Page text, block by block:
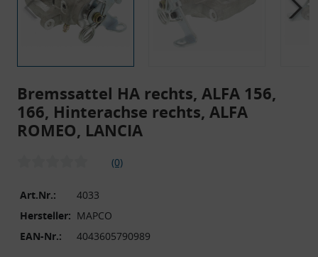
Bremssattel HA rechts, ALFA 156,
166, Hinterachse rechts, ALFA
ROMEO, LANCIA
(0)
Art.Nr.:
4033
Hersteller: MAPCO
EAN-Nr.:
4043605790989